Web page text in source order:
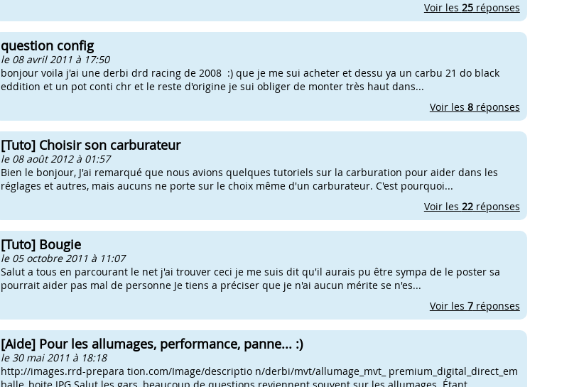
Voir les 25réponses
question config
le 08 avril 2011 à 17:50
bonjour voila j'ai une derbi drd racing de 2008 :) que je me sui acheter et dessu ya un carbu 21 do black
eddition et un pot conti chr et le reste d'origine je sui obliger de monter très haut dans...
Voir les 8réponses
[Tuto] Choisir son carburateur
le 08 août 2012 à 01:57
Bien le bonjour, J'ai remarqué que nous avions quelques tutoriels sur la carburation pour aider dans les
réglages et autres, mais aucuns ne porte sur le choix même d'un carburateur. C'est pourquoi...
Voir les 22réponses
[Tuto] Bougie
le 05 octobre 2011 à 11:07
Salut a tous en parcourant le net j'ai trouver ceci je me suis dit qu'il aurais pu être sympa de le poster sa
pourrait aider pas mal de personne Je tiens a préciser que je n'ai aucun mérite se n'es...
Voir les 7réponses
[Aide] Pour les allumages, performance, panne... :)
le 30 mai 2011 à 18:18
http://images.rrd-prepara tion.com/Image/descriptio n/derbi/mvt/allumage_mvt_ premium_digital_direct_em